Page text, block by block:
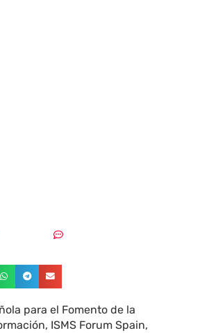
para el Fomento de la
ISMS Forum Spain,